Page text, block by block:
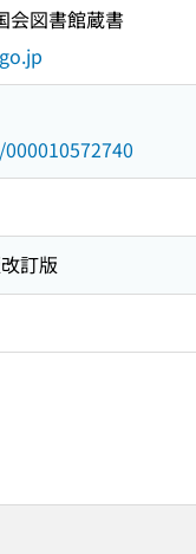
会図書館蔵書
訂版